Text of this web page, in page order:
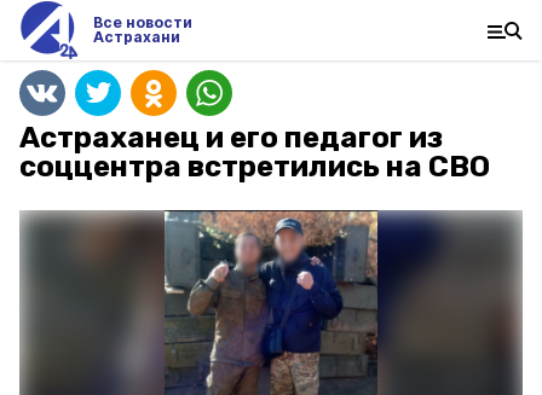
Все новости
Астрахани
Астраханец и его педагог из
соццентра встретились на СВО